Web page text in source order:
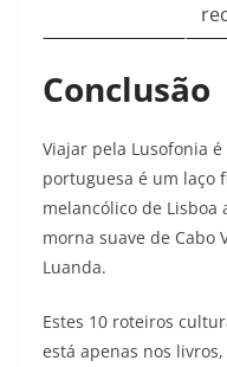
Conclusão
Viajar pela Lusofonia
portuguesa é um laço
melancólico de Lisboa
morna suave de Cabo
Luanda.
Estes 10 roteiros
está apenas nos